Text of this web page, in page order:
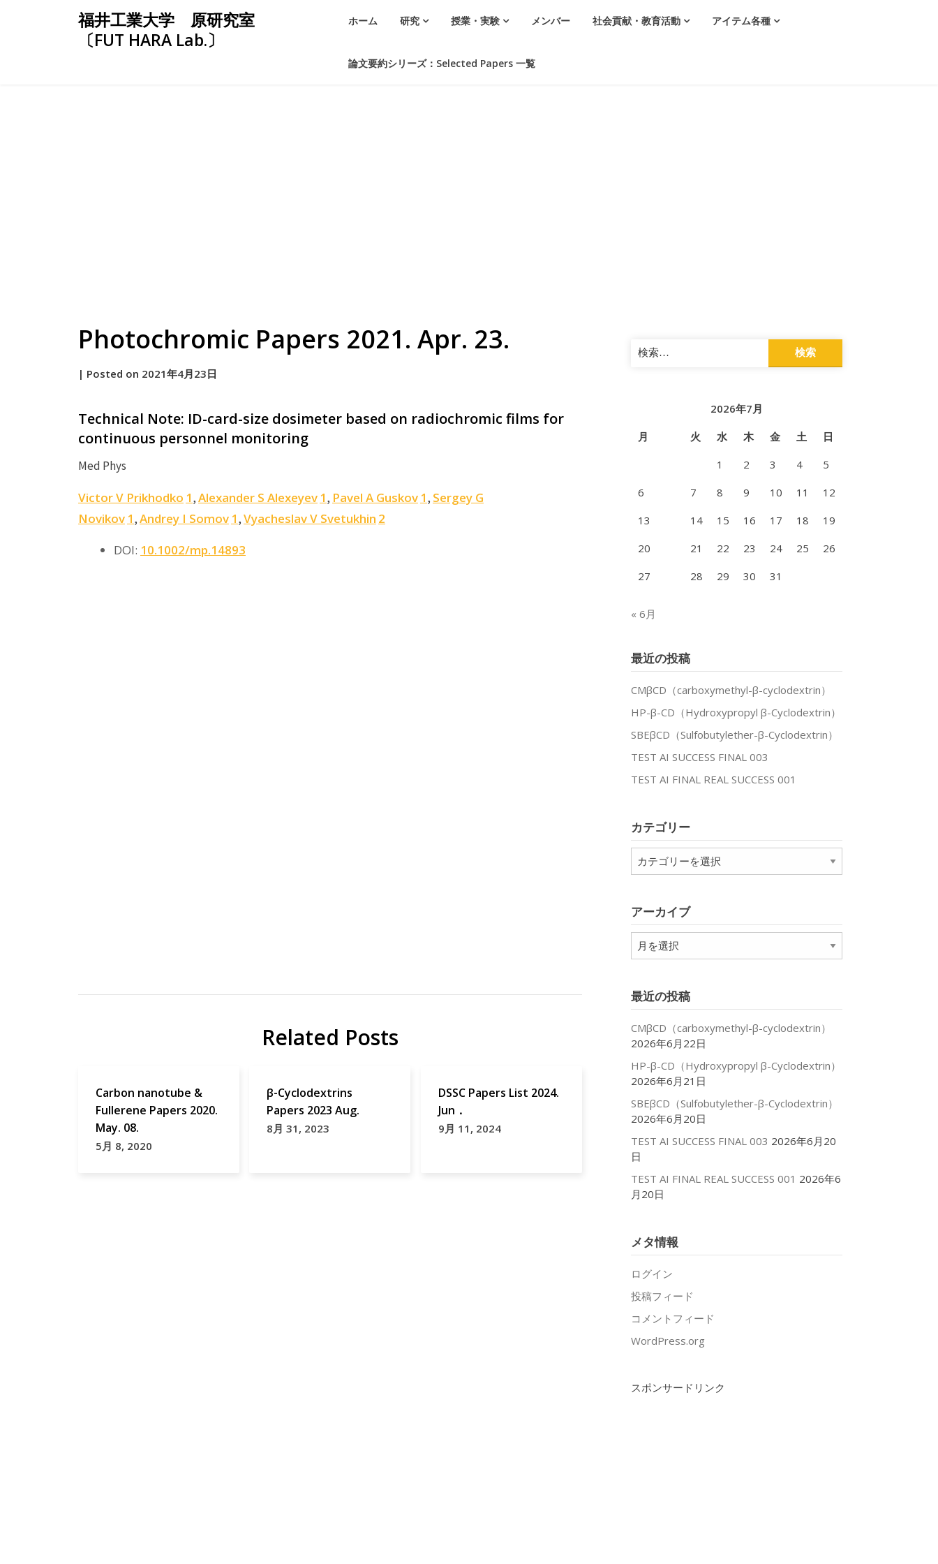
福井工業大学 原研究室
〔FUT HARA Lab.〕
ホーム 研究 授業・実験 メンバー 社会貢献・教育活動 アイテム各種
論文要約シリーズ：Selected Papers 一覧
Photochromic Papers 2021. Apr. 23.
by
| Posted on 2021年4月23日
Technical Note: ID-card-size dosimeter based on radiochromic films for
continuous personnel monitoring
Med Phys
Victor V Prikhodko 1,Alexander S Alexeyev 1, Pavel A Guskov 1, Sergey G
Novikov 1,Andrey I Somov 1,Vyacheslav V Svetukhin 2
DOI: 10.1002/mp.14893
Related Posts
Carbon nanotube &
Fullerene Papers 2020.
May. 08.
5月 8, 2020
β-Cyclodextrins
Papers 2023 Aug.
8月 31, 2023
DSSC Papers List 2024.
Jun．
9月 11, 2024
検
索:
2026年7月
月
火 水 木 金 土
日
1
2 3 4
5
6
7 8 9 10 11
12
13
14 15 16 17 18
19
20
21 22 23 24 25
26
27
28 29 30 31
« 6月
最近の投稿
CMβCD（carboxymethyl-β-cyclodextrin）
HP-β-CD（Hydroxypropyl β-Cyclodextrin）
SBEβCD（Sulfobutylether-β-Cyclodextrin）
TEST AI SUCCESS FINAL 003
TEST AI FINAL REAL SUCCESS 001
カテゴリー
テ
ー
アーカイブ
ア
ー
ブ
最近の投稿
CMβCD（carboxymethyl-β-cyclodextrin）
2026年6月22日
HP-β-CD（Hydroxypropyl β-Cyclodextrin）
2026年6月21日
SBEβCD（Sulfobutylether-β-Cyclodextrin）
2026年6月20日
TEST AI SUCCESS FINAL 003 2026年6月20
日
TEST AI FINAL REAL SUCCESS 001 2026年6
月20日
メタ情報
ログイン
投稿フィード
コメントフィード
WordPress.org
スポンサードリンク